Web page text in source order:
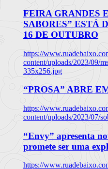
FEIRA GRANDES
SABORES” ESTÁ
16 DE OUTUBRO
https://
content/uploads/2023/09/
335x256.jpg
“PROSA” ABRE
https://
content/uploads/2023/07/
“Envy” apresenta
promete ser uma
https://